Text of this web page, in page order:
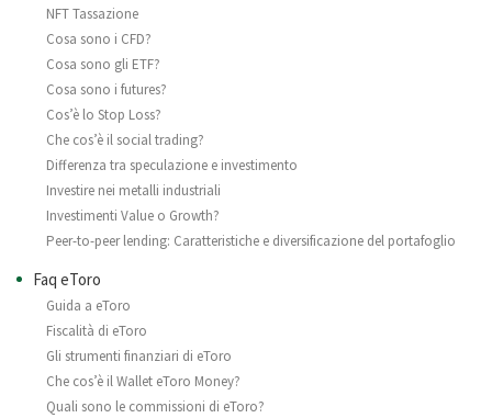
NFT Tassazione
Cosa sono i CFD?
Cosa sono gli ETF?
Cosa sono i futures?
Cos’è lo Stop Loss?
Che cos’è il social trading?
Differenza tra speculazione e investimento
Investire nei metalli industriali
Investimenti Value o Growth?
Peer-to-peer lending: Caratteristiche e diversificazione del portafoglio
Faq eToro
Guida a eToro
Fiscalità di eToro
Gli strumenti finanziari di eToro
Che cos’è il Wallet eToro Money?
Quali sono le commissioni di eToro?